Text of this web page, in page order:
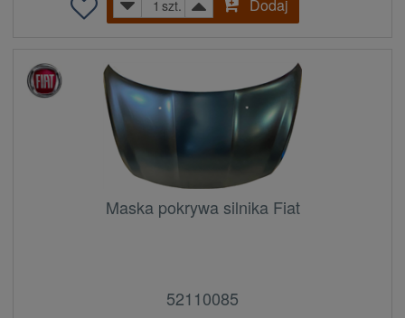
szt. Dodaj
Maska pokrywa silnika Fiat
52110085